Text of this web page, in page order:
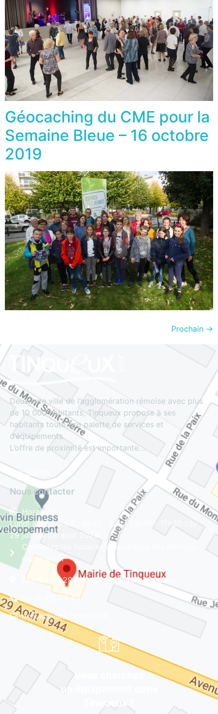
Géocaching du CME pour la
Semaine Bleue – 16 octobre
2019
Prochain →
Deuxième ville de l’agglomération rémoise avec plus
de 10 000 habitants, Tinqueux propose à ses
habitants toute une palette de services et
d’équipements.
L’offre de proximité est importante…
Lire la suite
Nous contacter
Horaires
Lundi au vendredi : 8h30 - 12h | 13h30 - 17h30 (du
29 juin au 28 août 2026)
Consultez les horaires d'ouverture des services
municipaux
Avenue du 29 Août 1944, 51430 Tinqueux
03 26 08 23 45
mairie@ville-tinqueux.fr
Vous cherchez
un équipement dans
Tinqueux ?